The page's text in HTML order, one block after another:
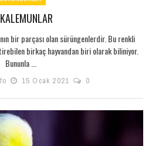
bir parçası olan sürüngenlerdir. Bu renkli
birkaç hayvandan biri olarak biliniyor.
Bununla ...
15 Ocak 2021 0